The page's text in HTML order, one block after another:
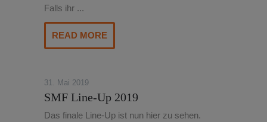
Falls ihr ...
READ MORE
31. Mai 2019
SMF Line-Up 2019
Das finale Line-Up ist nun hier zu sehen.